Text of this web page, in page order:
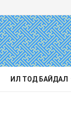
ИЛ ТОД БАЙДАЛ